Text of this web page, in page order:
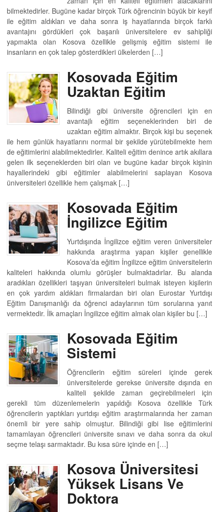
bilmektedirler. Bugüne kadar birçok Türk öğrencinin büyük bir keyif
ile eğitim aldıkları ve daha sonra iş hayatlarında birçok farklı
avantajını gördükleri çok başarılı üniversitelere ev sahipliği
yapmakta olan Kosova özellikle gelişmiş eğitim sistemi ile
insanların en çok talep gösterdikleri ülkelerden […]
Kosovada Eğitim
Uzaktan Eğitim
Bilindiği gibi üniversite öğrencileri için en
avantajlı eğitim seçeneklerinden biri de
uzaktan eğitim almaktır. Birçok kişi bu seçenek
ile hem günlük hayatlarını normal bir şekilde yürütebilmekte hem
de eğitimlerini alabilmektedirler. Kaliteli eğitim denince artık akıllara
gelen ilk seçeneklerden biri olan ve bugüne kadar birçok kişinin
hayallerindeki gibi eğitimler alabilmelerini saplayan Kosova
üniversiteleri özellikle hem çalışmak […]
Kosovada Eğitim
İngilizce Eğitim
Yurtdışında İngilizce eğitim veren üniversiteler
hakkında araştırma yapan kişiler genellikle
Kosova’da eğitim İngilizce eğitim üniversitelerin
kaliteleri hakkında olumlu görüşler bulmaktadırlar. Bu alanda
aradıkları özellikleri taşıyan üniversiteleri bulmak isteyen kişilerin
en çok yardım aldıkları firmalardan biri olan Eurostar Yurtdışı
Eğitim Danışmanlığı da öğrenci adaylarının tüm sorularına yanıt
vermektedir. İlk amaçları İngilizce eğitim almak olan kişiler bu […]
Kosovada Eğitim
Sistemi
Öğrencilerin eğitim süreleri içinde gerek
üniversitelerde gerekse üniversite dışında en
kaliteli şekilde zaman geçirebilmeleri için
gerekli tüm düzenlemelerin yapıldığı Kosova özellikle Türk
öğrencilerin yaptıkları yurtdışı eğitim araştırmalarında her zaman
önemli bir yere sahip olmuştur. Bilindiği gibi lise eğitimlerini
tamamlayan öğrencileri üniversite sınavı ve daha sonra da okul
seçme telaşı sarmaktadır. Bu kısa süre içinde en […]
Kosova Üniversitesi
Yüksek Lisans Ve
Doktora